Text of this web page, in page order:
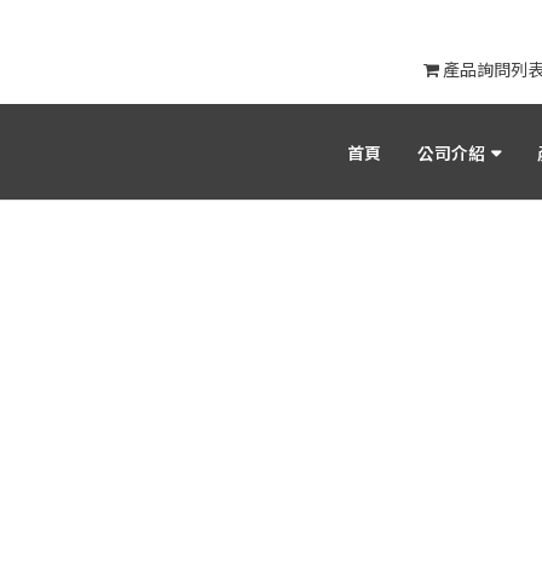
產品詢問列
首頁 公司介紹